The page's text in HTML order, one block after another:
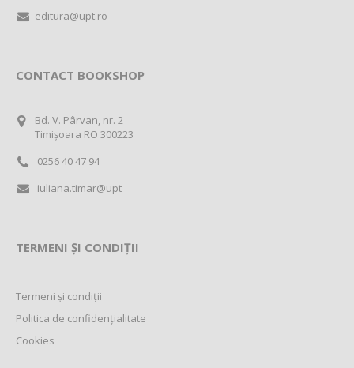
editura@upt.ro
CONTACT BOOKSHOP
Bd. V. Pârvan, nr. 2
Timișoara RO 300223
0256 40 47 94
iuliana.timar@upt
TERMENI ȘI CONDIȚII
Termeni și condiții
Politica de confidențialitate
Cookies